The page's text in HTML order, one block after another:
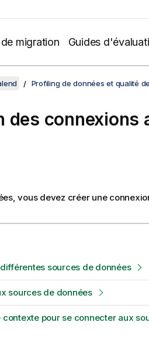
migration Guides
Profiling de données et qualité
des connexions
vous devez créer une
sources de données
sources de données
pour se connecter aux